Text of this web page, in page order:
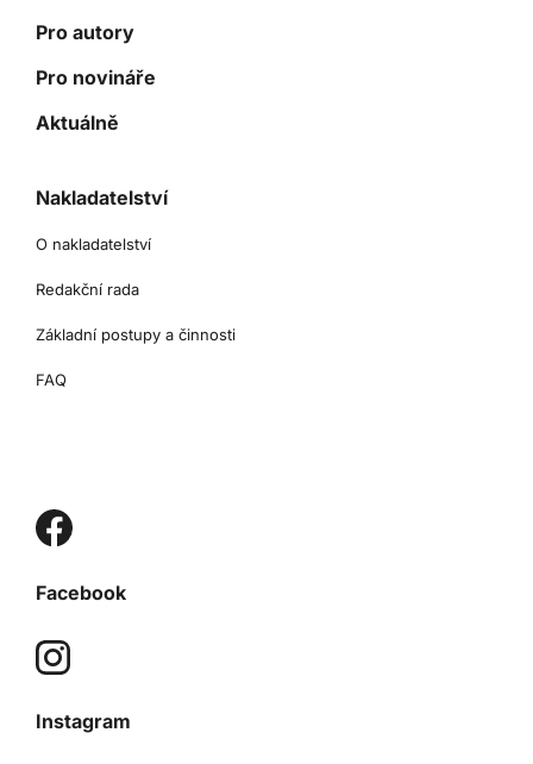
Pro autory
Pro novináře
Aktuálně
Nakladatelství
O nakladatelství
Redakční rada
Základní postupy a činnosti
FAQ
Facebook
Instagram